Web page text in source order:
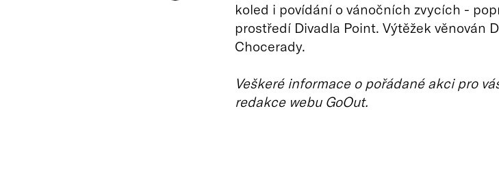
koled i povídání o vánočních zvycích -
prostředí Divadla Point. Výtěžek věnován
Chocerady.
Veškeré informace o pořádané akci pro
redakce webu GoOut.